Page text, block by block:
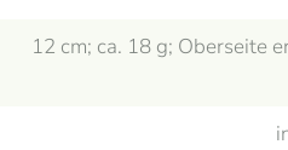
12 cm; ca. 18 g; Oberseite